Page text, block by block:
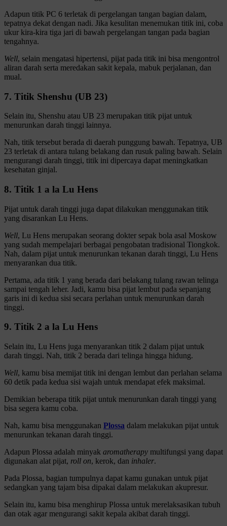
Adapun titik PC 6 terletak di pergelangan tangan bagian dalam,
tepatnya dekat dengan nadi. Jika kesulitan menemukan titik ini, coba
ukur kira-kira tiga jari di bawah pergelangan tangan pada bagian
tengahnya.
Well, selain mengatasi hipertensi, pijat pada titik ini bisa mengontrol
aliran darah serta meredakan sakit kepala, mabuk perjalanan, dan
mual.
7. Titik Shenshu (UB 23)
Selain itu, Shenshu atau UB 23 merupakan titik pijat untuk
menurunkan darah tinggi lainnya.
Nah, titik tersebut berada di daerah punggung bawah. Tepatnya, UB
23 terletak di antara tulang belakang dan rusuk paling bawah. Selain
mengurangi darah tinggi, titik ini dipercaya dapat meningkatkan
kesehatan ginjal.
8. Titik 1 a la Lu Hens
Pijat untuk darah tinggi juga dapat dilakukan menggunakan titik
yang disarankan Lu Hens.
Well, Lu Hens merupakan seorang dokter sepak bola asal Moskow
yang sudah mempelajari berbagai pengobatan tradisional Tiongkok.
Nah, dalam pijat untuk menurunkan tekanan darah tinggi, Lu Hens
menyarankan dua titik.
Pertama, ada titik 1 yang berada dari belakang tulang rawan telinga
sampai tengah leher. Jadi, kamu bisa pijat lembut pada sepanjang
garis ini di kedua sisi secara perlahan untuk menurunkan darah
tinggi.
9. Titik 2 a la Lu Hens
Selain itu, Lu Hens juga menyarankan titik 2 dalam pijat untuk
darah tinggi. Nah, titik 2 berada dari telinga hingga hidung.
Well, kamu bisa memijat titik ini dengan lembut dan perlahan selama
60 detik pada kedua sisi wajah untuk mendapat efek maksimal.
Demikian beberapa titik pijat untuk menurunkan darah tinggi yang
bisa segera kamu coba.
Nah, kamu bisa menggunakan Plossa dalam melakukan pijat untuk
menurunkan tekanan darah tinggi.
Adapun Plossa adalah minyak aromatherapy multifungsi yang dapat
digunakan alat pijat, roll on, kerok, dan inhaler.
Pada Plossa, bagian tumpulnya dapat kamu gunakan untuk pijat
sedangkan yang tajam bisa dipakai dalam melakukan akupresur.
Selain itu, kamu bisa menghirup Plossa untuk merelaksasikan tubuh
dan otak agar mengurangi sakit kepala akibat darah tinggi.